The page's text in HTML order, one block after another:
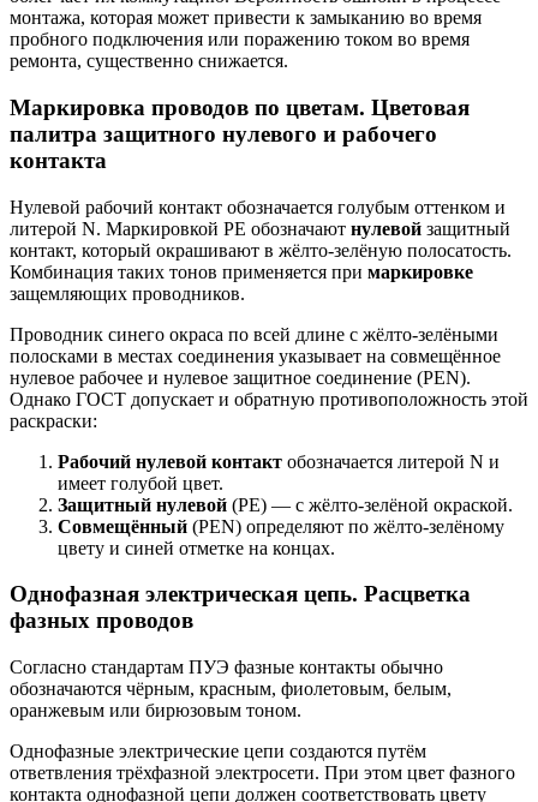
монтажа, которая может привести к замыканию во время
пробного подключения или поражению током во время
ремонта, существенно снижается.
Маркировка проводов по цветам. Цветовая
палитра защитного нулевого и рабочего
контакта
Нулевой рабочий контакт обозначается голубым оттенком и
литерой N. Маркировкой PE обозначают нулевой защитный
контакт, который окрашивают в жёлто-зелёную полосатость.
Комбинация таких тонов применяется при маркировке
защемляющих проводников.
Проводник синего окраса по всей длине с жёлто-зелёными
полосками в местах соединения указывает на совмещённое
нулевое рабочее и нулевое защитное соединение (PEN).
Однако ГОСТ допускает и обратную противоположность этой
раскраски:
Рабочий нулевой контакт обозначается литерой N и
имеет голубой цвет.
Защитный нулевой (PE) — с жёлто-зелёной окраской.
Совмещённый (PEN) определяют по жёлто-зелёному
цвету и синей отметке на концах.
Однофазная электрическая цепь. Расцветка
фазных проводов
Согласно стандартам ПУЭ фазные контакты обычно
обозначаются чёрным, красным, фиолетовым, белым,
оранжевым или бирюзовым тоном.
Однофазные электрические цепи создаются путём
ответвления трёхфазной электросети. При этом цвет фазного
контакта однофазной цепи должен соответствовать цвету